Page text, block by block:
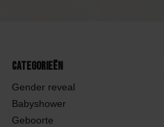
Categorieën
Gender reveal
Babyshower
Geboorte